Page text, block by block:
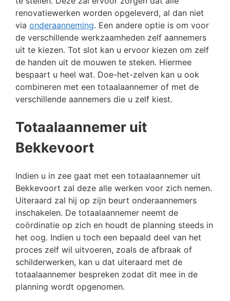
renovatiewerken worden opgeleverd, al dan niet
via onderaanneming. Een andere optie is om voor
de verschillende werkzaamheden zelf aannemers
uit te kiezen. Tot slot kan u ervoor kiezen om zelf
de handen uit de mouwen te steken. Hiermee
bespaart u heel wat. Doe-het-zelven kan u ook
combineren met een totaalaannemer of met de
verschillende aannemers die u zelf kiest.
Totaalaannemer uit
Bekkevoort
Indien u in zee gaat met een totaalaannemer uit
Bekkevoort zal deze alle werken voor zich nemen.
Uiteraard zal hij op zijn beurt onderaannemers
inschakelen. De totaalaannemer neemt de
coördinatie op zich en houdt de planning steeds in
het oog. Indien u toch een bepaald deel van het
proces zelf wil uitvoeren, zoals de afbraak of
schilderwerken, kan u dat uiteraard met de
totaalaannemer bespreken zodat dit mee in de
planning wordt opgenomen.